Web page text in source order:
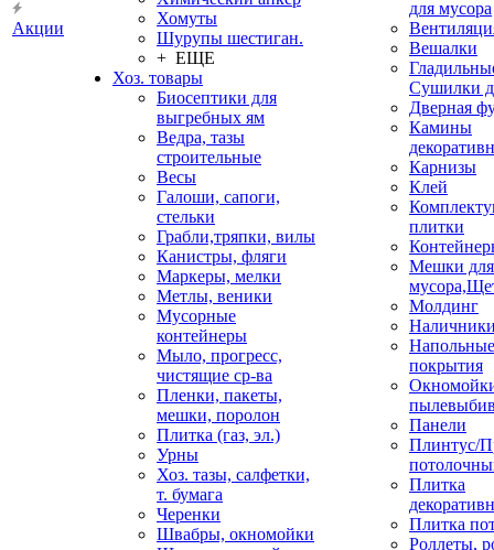
Акции
Хомуты
Шурупы шестиган.
+ ЕЩЕ
Хоз. товары
Биосептики для
выгребных ям
Ведра, тазы
строительные
Весы
Галоши, сапоги,
стельки
Грабли,тряпки, вилы
Канистры, фляги
Маркеры, мелки
Метлы, веники
Мусорные
контейнеры
Мыло, прогресс,
чистящие ср-ва
Пленки, пакеты,
мешки, поролон
Плитка (газ, эл.)
Урны
Хоз. тазы, салфетки,
т. бумага
Черенки
Швабры, окномойки
для мусора
Вешалки
Сушилки
Дверная
Камины
Карнизы
Клей
плитки
Мешки для
Молдинг
Напольные
покрытия
Панели
Плинтус/
Плитка
Плитка
Роллеты,